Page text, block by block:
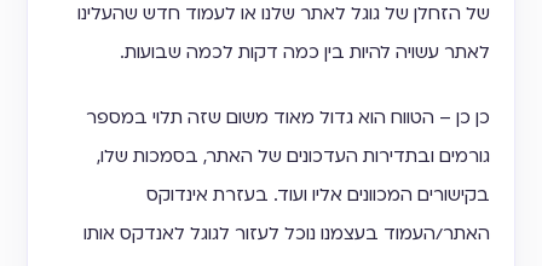
של הזחלן של גוגל לאתר שלנו או לעמוד חדש שהעלינו
לאתר עשויה להיות בין כמה דקות לכמה שבועות.
כן כן – הטווח הוא גדול מאוד משום שזה תלוי במספר
גורמים ובתדירות העדכונים של האתר, בסמכות שלו,
בקישורים המכוונים אליו ועוד. בעזרת אינדוקס
האתר/העמוד בעצמנו נוכל לעזור לגוגל לאנדקס אותו